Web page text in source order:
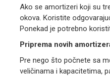
Ako se amortizeri koji su
okova. Koristite
Ponekad je potrebno
Priprema novih
Pre nego što počnete sa
veličinama i kapacitetima,